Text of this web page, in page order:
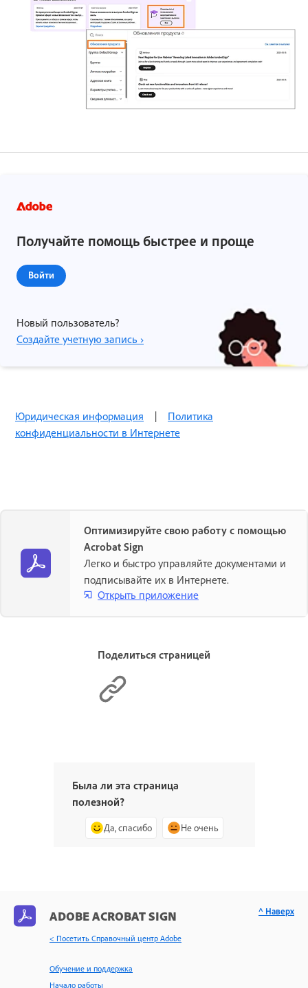
Получайте помощь быстрее и проще
Войти
Новый пользователь?
Создайте учетную запись ›
Юридическая информация | Политика
конфиденциальности в Интернете
Оптимизируйте свою работу с помощью
Acrobat Sign
Легко и быстро управляйте документами и
подписывайте их в Интернете.
Открыть приложение
Поделиться страницей
Была ли эта страница
полезной?
Да, спасибо Не очень
ADOBE ACROBAT SIGN
< Посетить Справочный центр Adobe
Обучение и поддержка
Начало работы
^ Наверх